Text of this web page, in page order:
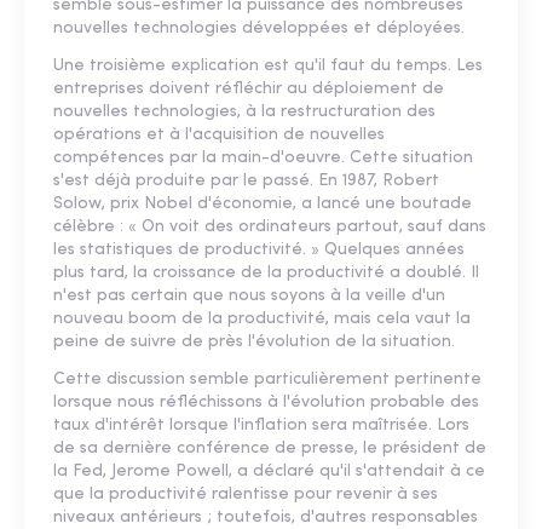
semble sous-estimer la puissance des nombreuses
nouvelles technologies développées et déployées.
Une troisième explication est qu'il faut du temps. Les
entreprises doivent réfléchir au déploiement de
nouvelles technologies, à la restructuration des
opérations et à l'acquisition de nouvelles
compétences par la main-d'oeuvre. Cette situation
s'est déjà produite par le passé. En 1987, Robert
Solow, prix Nobel d'économie, a lancé une boutade
célèbre : « On voit des ordinateurs partout, sauf dans
les statistiques de productivité. » Quelques années
plus tard, la croissance de la productivité a doublé. Il
n'est pas certain que nous soyons à la veille d'un
nouveau boom de la productivité, mais cela vaut la
peine de suivre de près l'évolution de la situation.
Cette discussion semble particulièrement pertinente
lorsque nous réfléchissons à l'évolution probable des
taux d'intérêt lorsque l'inflation sera maîtrisée. Lors
de sa dernière conférence de presse, le président de
la Fed, Jerome Powell, a déclaré qu'il s'attendait à ce
que la productivité ralentisse pour revenir à ses
niveaux antérieurs ; toutefois, d'autres responsables